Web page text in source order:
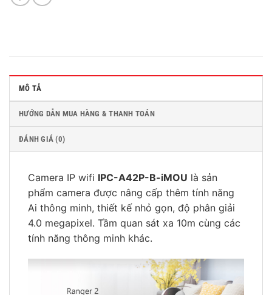
MÔ TẢ
HƯỚNG DẪN MUA HÀNG & THANH TOÁN
ĐÁNH GIÁ (0)
Camera IP wifi IPC-A42P-B-iMOU là sản
phẩm camera được nâng cấp thêm tính năng
Ai thông minh, thiết kế nhỏ gọn, độ phân giải
4.0 megapixel. Tầm quan sát xa 10m cùng các
tính năng thông minh khác.